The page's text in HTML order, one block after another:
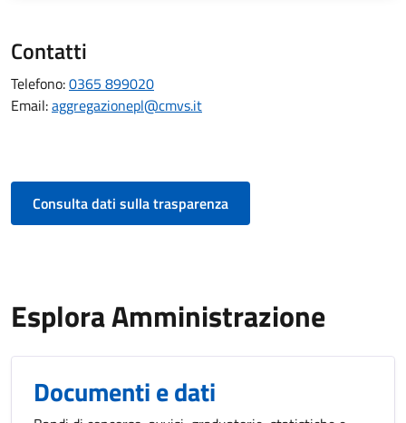
Contatti
Telefono:0365 899020
Email:aggregazionepl@cmvs.it
Consulta dati sulla trasparenza
Esplora Amministrazione
Documenti e dati